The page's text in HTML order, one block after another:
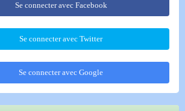
Se connecter avec Facebook
Se connecter avec Twitter
Se connecter avec Google